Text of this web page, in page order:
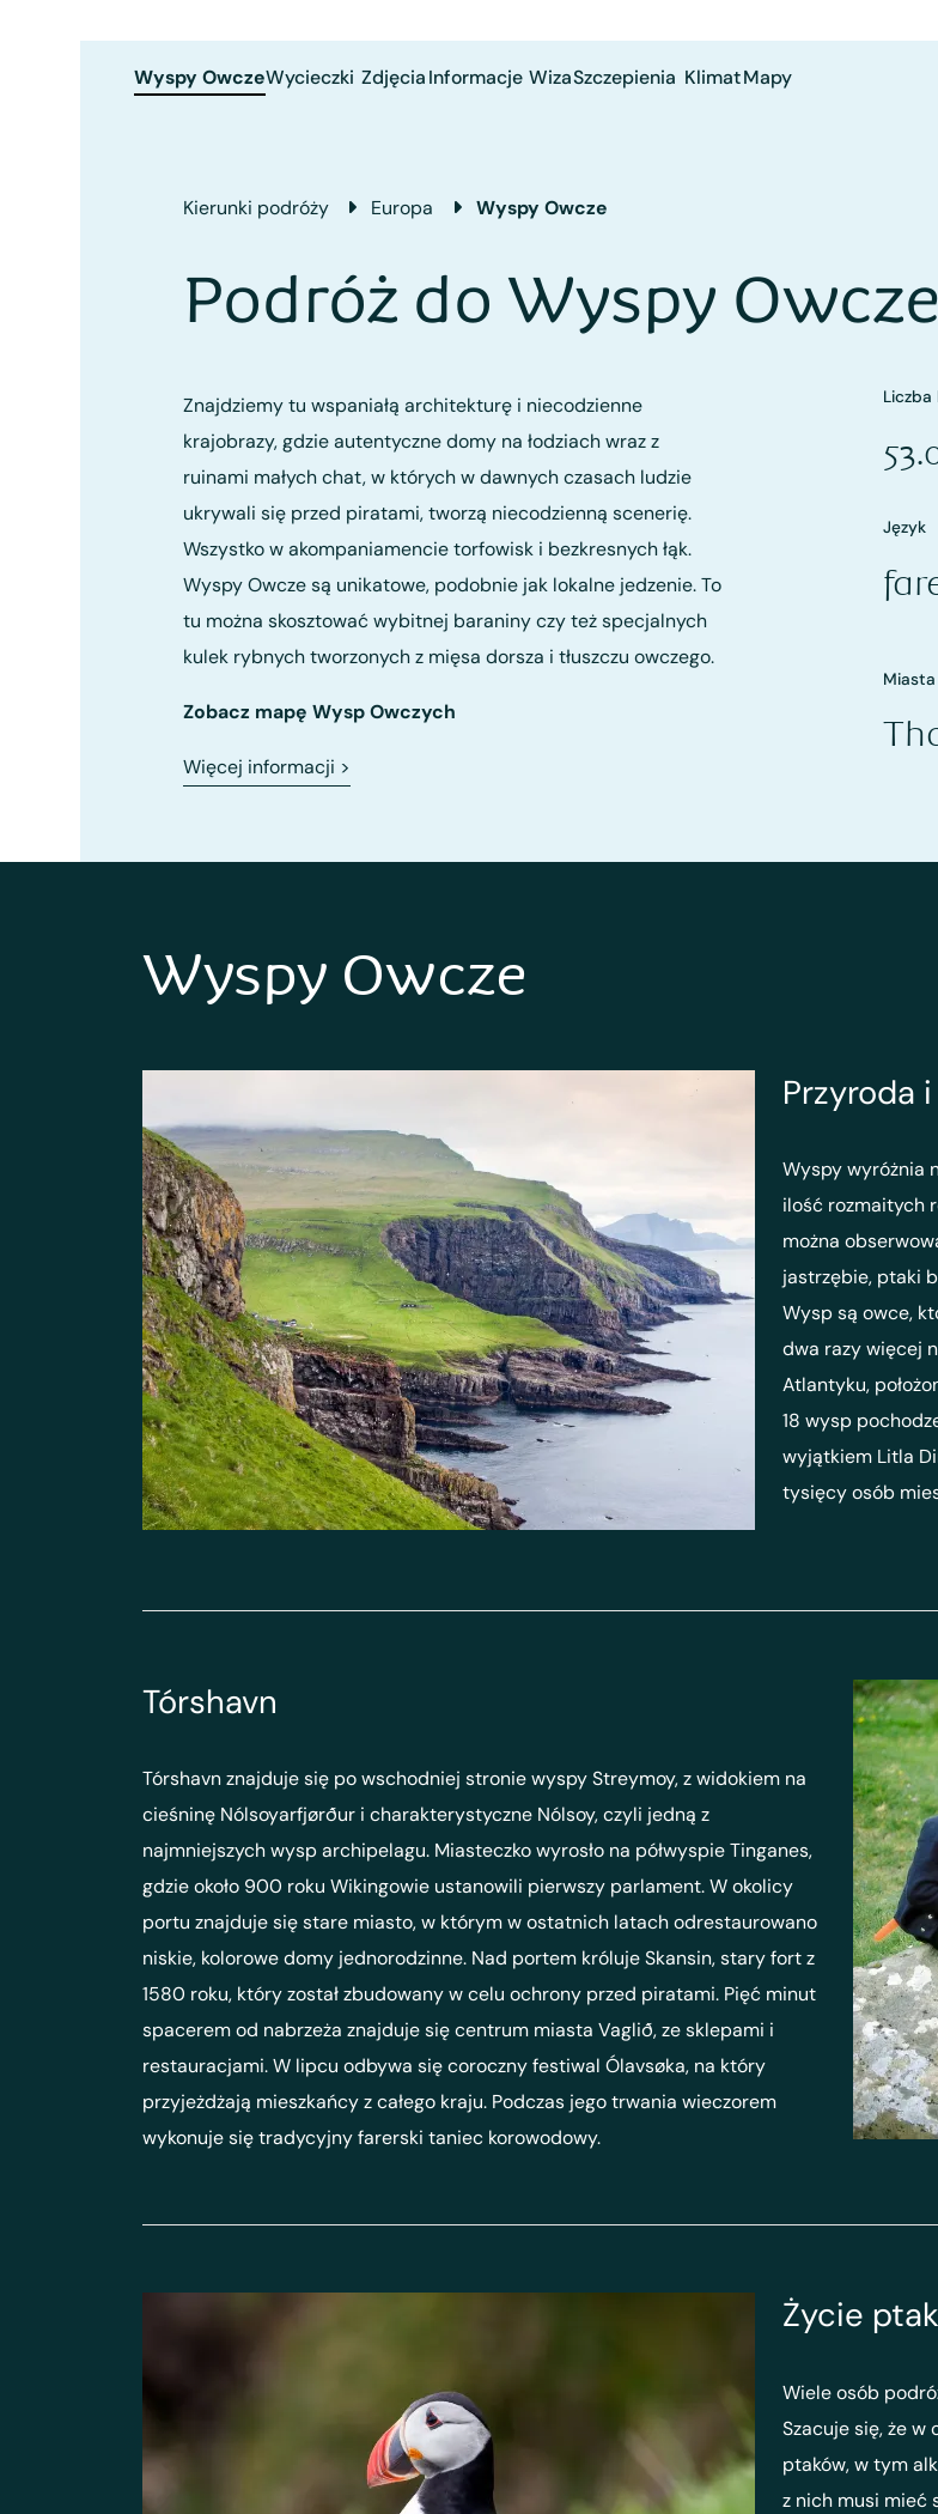
Wyspy OwczeWycieczki ZdjęciaInformacje WizaSzczepienia KlimatMapy
Kierunki podróży Europa Wyspy Owcze
Podróż do Wyspy Owcze
Znajdziemy tu wspaniałą architekturę i niecodzienne
krajobrazy, gdzie autentyczne domy na łodziach wraz z
ruinami małych chat, w których w dawnych czasach ludzie
ukrywali się przed piratami, tworzą niecodzienną scenerię.
Wszystko w akompaniamencie torfowisk i bezkresnych łąk.
Wyspy Owcze są unikatowe, podobnie jak lokalne jedzenie. To
tu można skosztować wybitnej baraniny czy też specjalnych
kulek rybnych tworzonych z mięsa dorsza i tłuszczu owczego.
Zobacz mapę Wysp Owczych
Więcej informacji >
Liczba
Język
Miasta
Wyspy Owcze
Przyroda
Wyspy wyróżnia
ilość rozmaitych
można
jastrzębie, ptaki
Wysp są owce,
dwa razy więcej
Atlantyku,
18 wysp
wyjątkiem Litla
tysięcy osób
Tórshavn
Tórshavn znajduje się po wschodniej stronie wyspy Streymoy, z widokiem na
cieśninę Nólsoyarfjørður i charakterystyczne Nólsoy, czyli jedną z
najmniejszych wysp archipelagu. Miasteczko wyrosło na półwyspie Tinganes,
gdzie około 900 roku Wikingowie ustanowili pierwszy parlament. W okolicy
portu znajduje się stare miasto, w którym w ostatnich latach odrestaurowano
niskie, kolorowe domy jednorodzinne. Nad portem króluje Skansin, stary fort z
1580 roku, który został zbudowany w celu ochrony przed piratami. Pięć minut
spacerem od nabrzeża znajduje się centrum miasta Vaglið, ze sklepami i
restauracjami. W lipcu odbywa się coroczny festiwal Ólavsøka, na który
przyjeżdżają mieszkańcy z całego kraju. Podczas jego trwania wieczorem
wykonuje się tradycyjny farerski taniec korowodowy.
Życie
Wiele osób
Szacuje się, że
ptaków, w tym
z nich musi mieć